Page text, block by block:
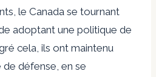
le Canada se tournant
adoptant une politique de
cela, ils ont maintenu
de défense, en se